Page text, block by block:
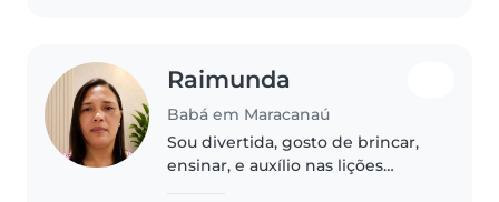
Raimunda
Babá em Maracanaú
Sou divertida, gosto de brincar,
ensinar, e auxílio nas lições